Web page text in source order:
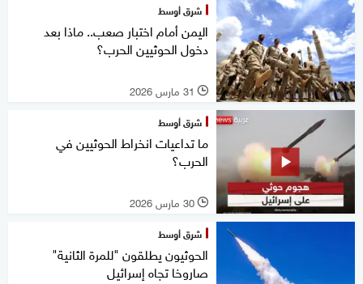
شرق أوسط
اليمن أمام اختبار صعب.. ماذا بعد
دخول الحوثيين الحرب؟
l 31 مارس 2026
شرق أوسط
ما تداعيات انخراط الحوثيين في
الحرب؟
l 30 مارس 2026
شرق أوسط
الحوثيون يطلقون "للمرة الثانية"
صاروخا تجاه إسرائيل